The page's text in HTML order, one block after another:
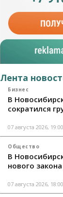
Лента
Бизнес
В
сократился
07 августа 2026, 19:00
Общество
В
нового
07 августа 2026, 18:00